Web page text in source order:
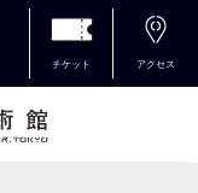
チケット アクセス